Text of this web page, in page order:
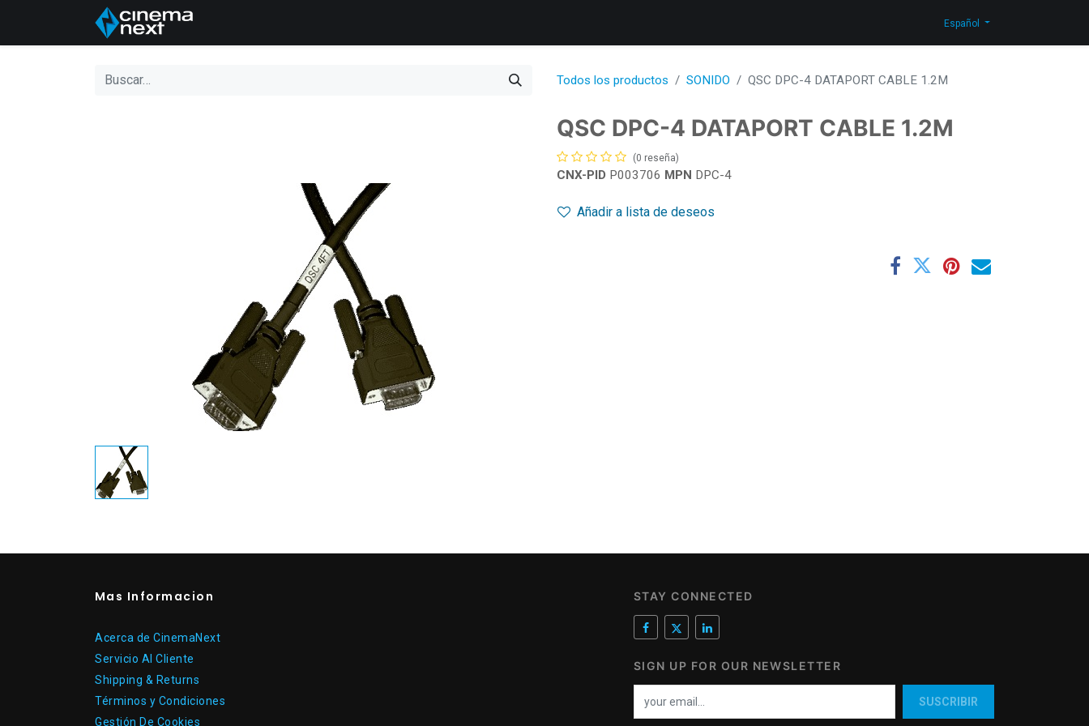
Contáctenos
Español
Todos los productos SONIDO QSC DPC-4 DATAPORT CABLE 1.2M
QSC DPC-4 DATAPORT CABLE 1.2M
(0 reseña)
CNX-PID P003706 MPN DPC-4
Añadir a lista de deseos
Mas Informacion
Acerca de CinemaNext
Servicio Al Cliente
Shipping & Returns
Términos y Condiciones
Gestión De Cookies
STAY CONNECTED
SIGN UP FOR OUR NEWSLETTER
SUSCRIBIR